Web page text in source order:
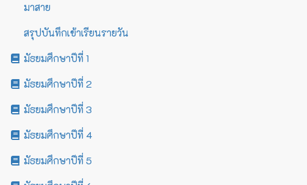
มาสาย
สรุปบันทึกเข้าเรียนรายวัน
มัธยมศึกษาปีที่ 1
มัธยมศึกษาปีที่ 2
มัธยมศึกษาปีที่ 3
มัธยมศึกษาปีที่ 4
มัธยมศึกษาปีที่ 5